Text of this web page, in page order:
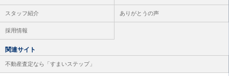
スタッフ紹介 ありがとうの声
採用情報
関連サイト
不動産査定なら「すまいステップ」